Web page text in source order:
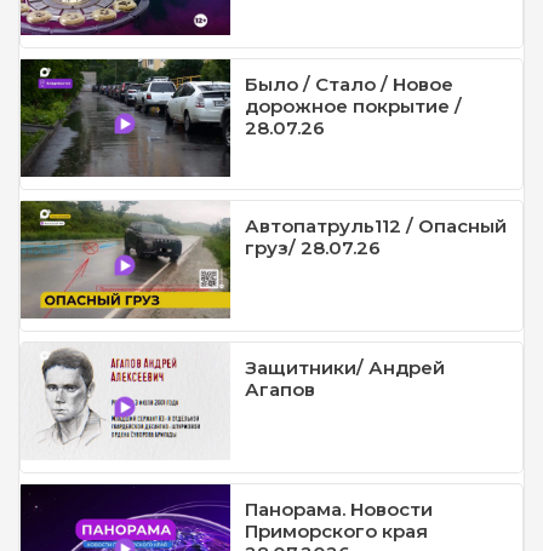
Было / Стало / Новое
дорожное покрытие /
28.07.26
Автопатруль112 / Опасный
груз/ 28.07.26
Защитники/ Андрей
Агапов
Панорама. Новости
Приморского края